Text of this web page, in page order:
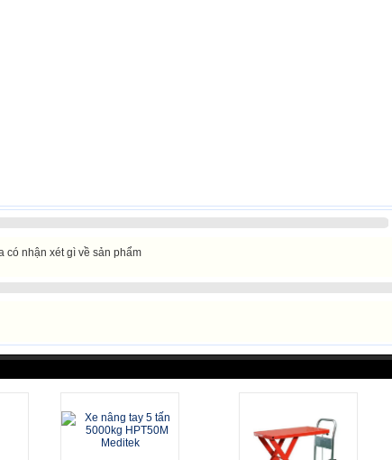
có nhận xét gì về sản phẩm